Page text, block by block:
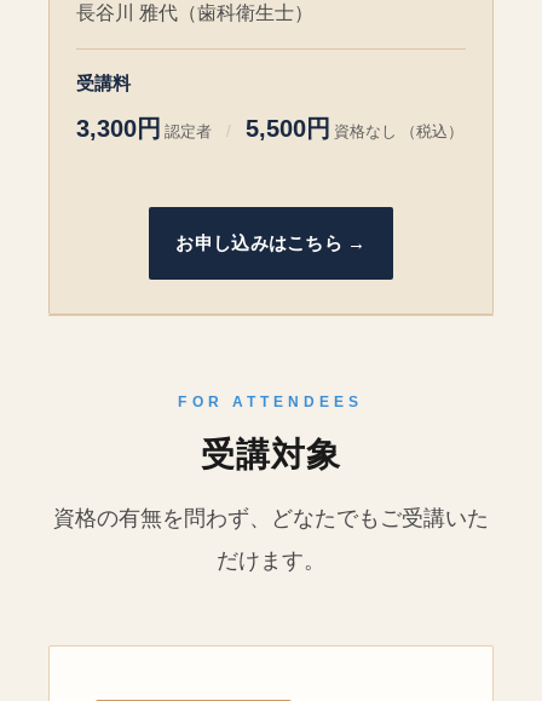
長谷川 雅代（歯科衛生士）
受講料
3,300円 認定者 / 5,500円 資格なし （税込）
お申し込みはこちら →
FOR ATTENDEES
受講対象
資格の有無を問わず、どなたでもご受講いた
だけます。